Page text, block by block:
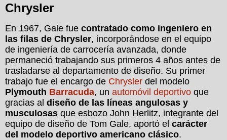
Chrysler
En 1967, Gale fue contratado como ingeniero en
las filas de Chrysler, incorporándose en el equipo
de ingeniería de carrocería avanzada, donde
permaneció trabajando sus primeros 4 años antes de
trasladarse al departamento de diseño. Su primer
trabajo fue el encargo de Chrysler del modelo
Plymouth Barracuda, un automóvil deportivo que
gracias al diseño de las líneas angulosas y
musculosas que esbozo John Herlitz, integrante del
equipo de diseño de Tom Gale, aportó el carácter
del modelo deportivo americano clásico.